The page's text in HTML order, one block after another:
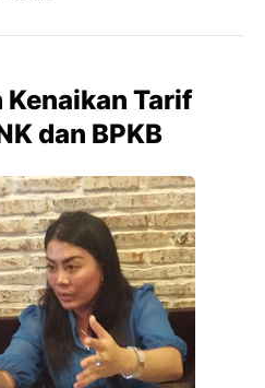
Kenaikan Tarif
dan BPKB